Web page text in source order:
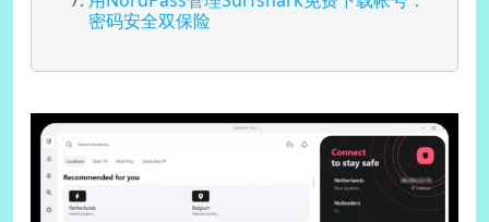
密码安全双保险